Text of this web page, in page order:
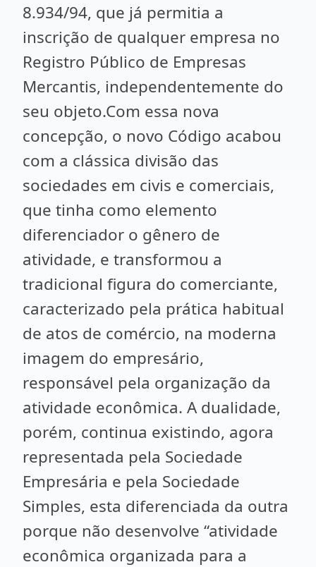
8.934/94, que já permitia a
inscrição de qualquer empresa no
Registro Público de Empresas
Mercantis, independentemente do
seu objeto.Com essa nova
concepção, o novo Código acabou
com a clássica divisão das
sociedades em civis e comerciais,
que tinha como elemento
diferenciador o gênero de
atividade, e transformou a
tradicional figura do comerciante,
caracterizado pela prática habitual
de atos de comércio, na moderna
imagem do empresário,
responsável pela organização da
atividade econômica. A dualidade,
porém, continua existindo, agora
representada pela Sociedade
Empresária e pela Sociedade
Simples, esta diferenciada da outra
porque não desenvolve “atividade
econômica organizada para a